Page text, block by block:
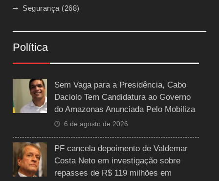
Segurança(268)
Política
Sem Vaga para a Presidência, Cabo
Daciolo Tem Candidatura ao Governo
do Amazonas Anunciada Pelo Mobiliza
6 de agosto de 2026
PF cancela depoimento de Valdemar
Costa Neto em investigação sobre
repasses de R$ 119 milhões em